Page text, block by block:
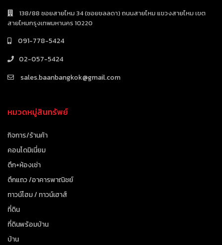
138/88 ซอยสายไหม 34 (ซอยชลลดา) ถนนสายไหม แขวงสายไหม เขต
สายไหมกรุงเทพมหานคร 10220
091-778-5424
02-057-5424
sales.baanbangkok@gmail.com
หมวดหมู่สินทรัพย์
กิจการ/ร้านค้า
คอนโดมิเนี่ยม
ตึก+ห้องเช่า
ตึกแถว /อาคารพาณิชย์
ทาวน์โฮม / ทาวน์เฮาส์
ที่ดิน
ที่ดินพร้อมบ้าน
บ้าน